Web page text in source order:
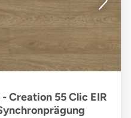
Creation 55 Clic EIR